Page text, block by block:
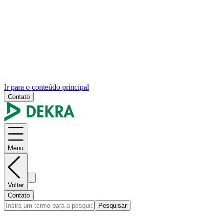
Ir para o conteúdo principal
Contato
Menu
Voltar
Contato
Pesquisar